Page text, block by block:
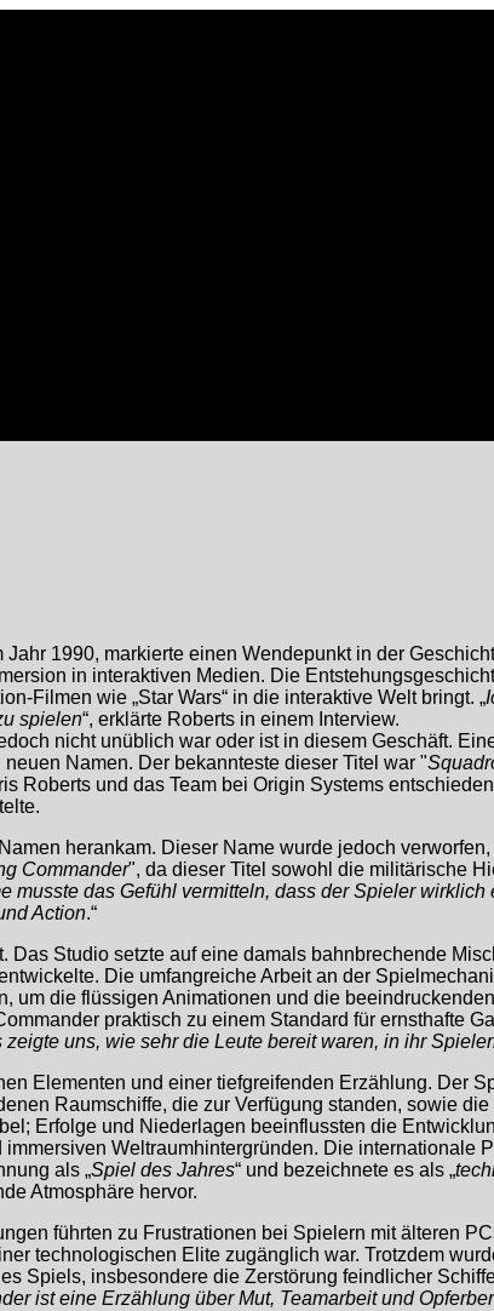
1990, markierte einen Wendepunkt in der
in interaktiven Medien. Die
Filmen wie „Star Wars“ in die interaktive Welt bringt. „
spielen“, erklärte Roberts in einem Interview.
nicht unüblich war oder ist in diesem Geschäft.
Namen. Der bekannteste dieser Titel war "
und das Team bei Origin Systems
herankam. Dieser Name wurde jedoch
Commander", da dieser Titel sowohl die militärische
musste das Gefühl vermitteln, dass der Spieler
Action.“
Studio setzte auf eine damals bahnbrechende
Die umfangreiche Arbeit an der
die flüssigen Animationen und die
praktisch zu einem Standard für ernsthafte
uns, wie sehr die Leute bereit waren, in ihr
Elementen und einer tiefgreifenden Erzählung. Der
Raumschiffe, die zur Verfügung standen, sowie
Erfolge und Niederlagen beeinflussten die
Weltraumhintergründen. Die internationale
als „Spiel des Jahres“ und bezeichnete es als „
Atmosphäre hervor.
führten zu Frustrationen bei Spielern mit älteren
technologischen Elite zugänglich war. Trotzdem
Spiels, insbesondere die Zerstörung feindlicher
ist eine Erzählung über Mut, Teamarbeit und